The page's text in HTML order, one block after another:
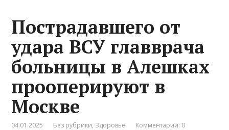
Пострадавшего от
удара ВСУ главврача
больницы в Алешках
прооперируют в
Москве
04.01.2025 Без рубрики, Здоровье Комментарии: 0